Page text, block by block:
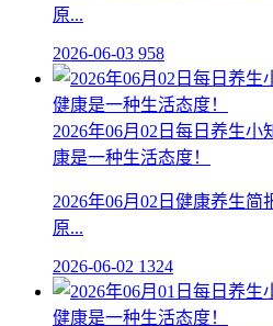
原...
2026-06-03 958
2026年06月02日每日养生
康是一种生活态度！
2026年06月02日健康养生
原...
2026-06-02 1324